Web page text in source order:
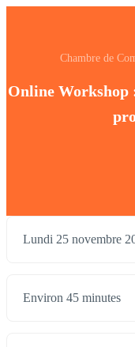
Chambre de
Online Workshop
Lundi 25 novembre
Environ 45 minutes